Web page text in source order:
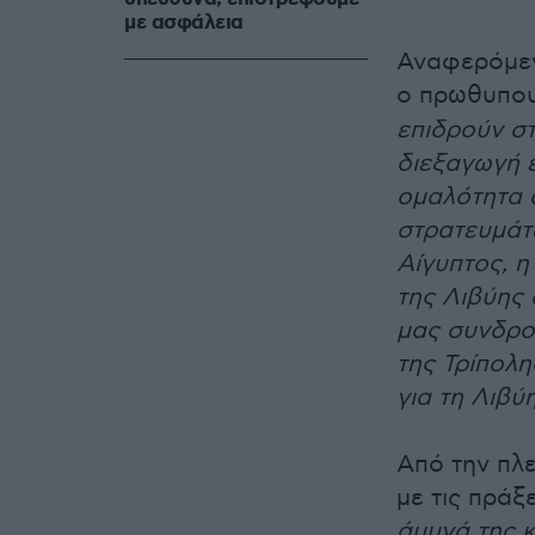
ο
επιδρούν
διεξαγωγή
Αίγυπτος,
της Λιβύης
μας
της
για τη
Από την
με τις
με ασφάλεια